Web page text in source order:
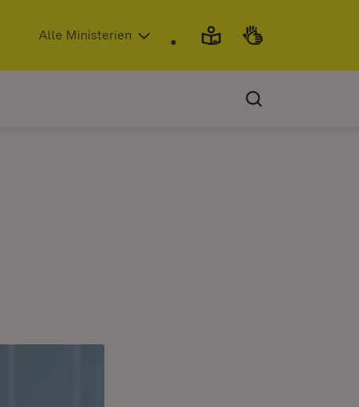
(Öffnet in neuem Fenster)
Alle Ministerien